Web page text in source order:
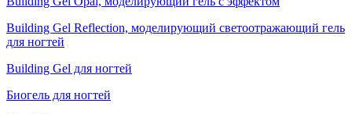
Building Gel Reflection, моделирующий светоотражающий гель
для ногтей
Building Gel для ногтей
Биогель для ногтей